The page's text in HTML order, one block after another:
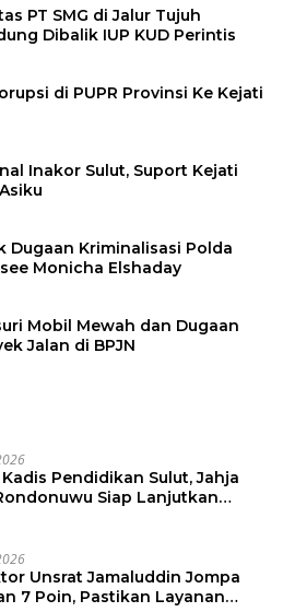
PT SMG di Jalur Tujuh
Dibalik IUP KUD Perintis
di PUPR Provinsi Ke Kejati
Inakor Sulut, Suport Kejati
Dugaan Kriminalisasi Polda
Monicha Elshaday
Mobil Mewah dan Dugaan
Jalan di BPJN
Pendidikan Sulut, Jahja
Siap Lanjutkan
Unsrat Jamaluddin Jompa
7 Poin, Pastikan Layanan